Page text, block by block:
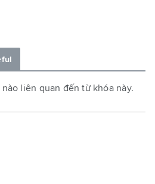
liên quan đến từ khóa này.